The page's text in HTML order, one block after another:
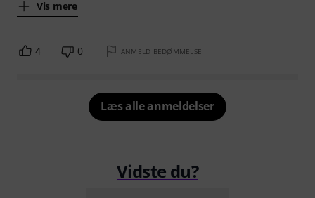
Vis mere
4 0 ANMELD BEDØMMELSE
Læs alle anmeldelser
Vidste du?